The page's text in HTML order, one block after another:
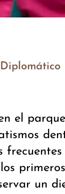
el
un